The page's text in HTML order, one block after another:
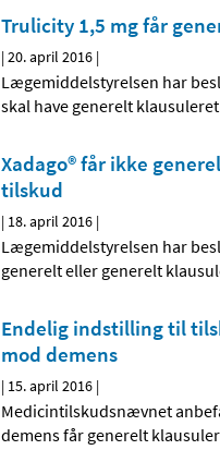
Trulicity 1,5 mg får
|20. april 2016 |
Lægemiddelstyrelsen har
skal have generelt
Xadago® får ikke
tilskud
| 18. april 2016 |
Lægemiddelstyrelsen har
generelt eller generelt
Endelig indstilling til
mod demens
| 15. april 2016 |
Medicintilskudsnævnet
demens får generelt